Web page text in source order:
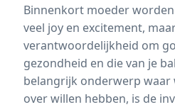
Binnenkort moeder
veel joy en excitement,
verantwoordelijkheid om
gezondheid en die van je
belangrijk onderwerp waar
over willen hebben, is de